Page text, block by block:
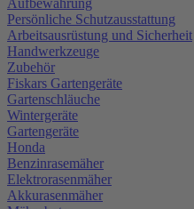
Persönliche Schutzausstattung
Arbeitsausrüstung und Sicherheit
Handwerkzeuge
Zubehör
Fiskars Gartengeräte
Gartenschläuche
Wintergeräte
Gartengeräte
Honda
Benzinrasemäher
Elektrorasenmäher
Akkurasenmäher